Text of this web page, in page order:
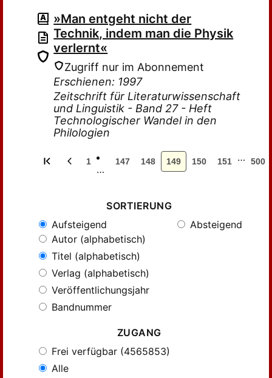
»Man entgeht nicht der
Technik, indem man die Physik
verlernt«
Zugriff nur im Abonnement
Erschienen: 1997
Zeitschrift für Literaturwissenschaft
und Linguistik - Band 27 - Heft
Technologischer Wandel in den
Philologien
1
…
147 148 149 150 151 … 500
SORTIERUNG
Aufsteigend
Absteigend
Autor (alphabetisch)
Titel (alphabetisch)
Verlag (alphabetisch)
Veröffentlichungsjahr
Bandnummer
ZUGANG
Frei verfügbar (4565853)
Alle